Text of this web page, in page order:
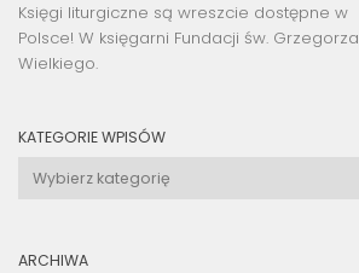
Księgi liturgiczne są wreszcie dostępne w
Polsce! W księgarni Fundacji św. Grzegorza
Wielkiego.
KATEGORIE WPISÓW
Kategorie
wpisów
ARCHIWA